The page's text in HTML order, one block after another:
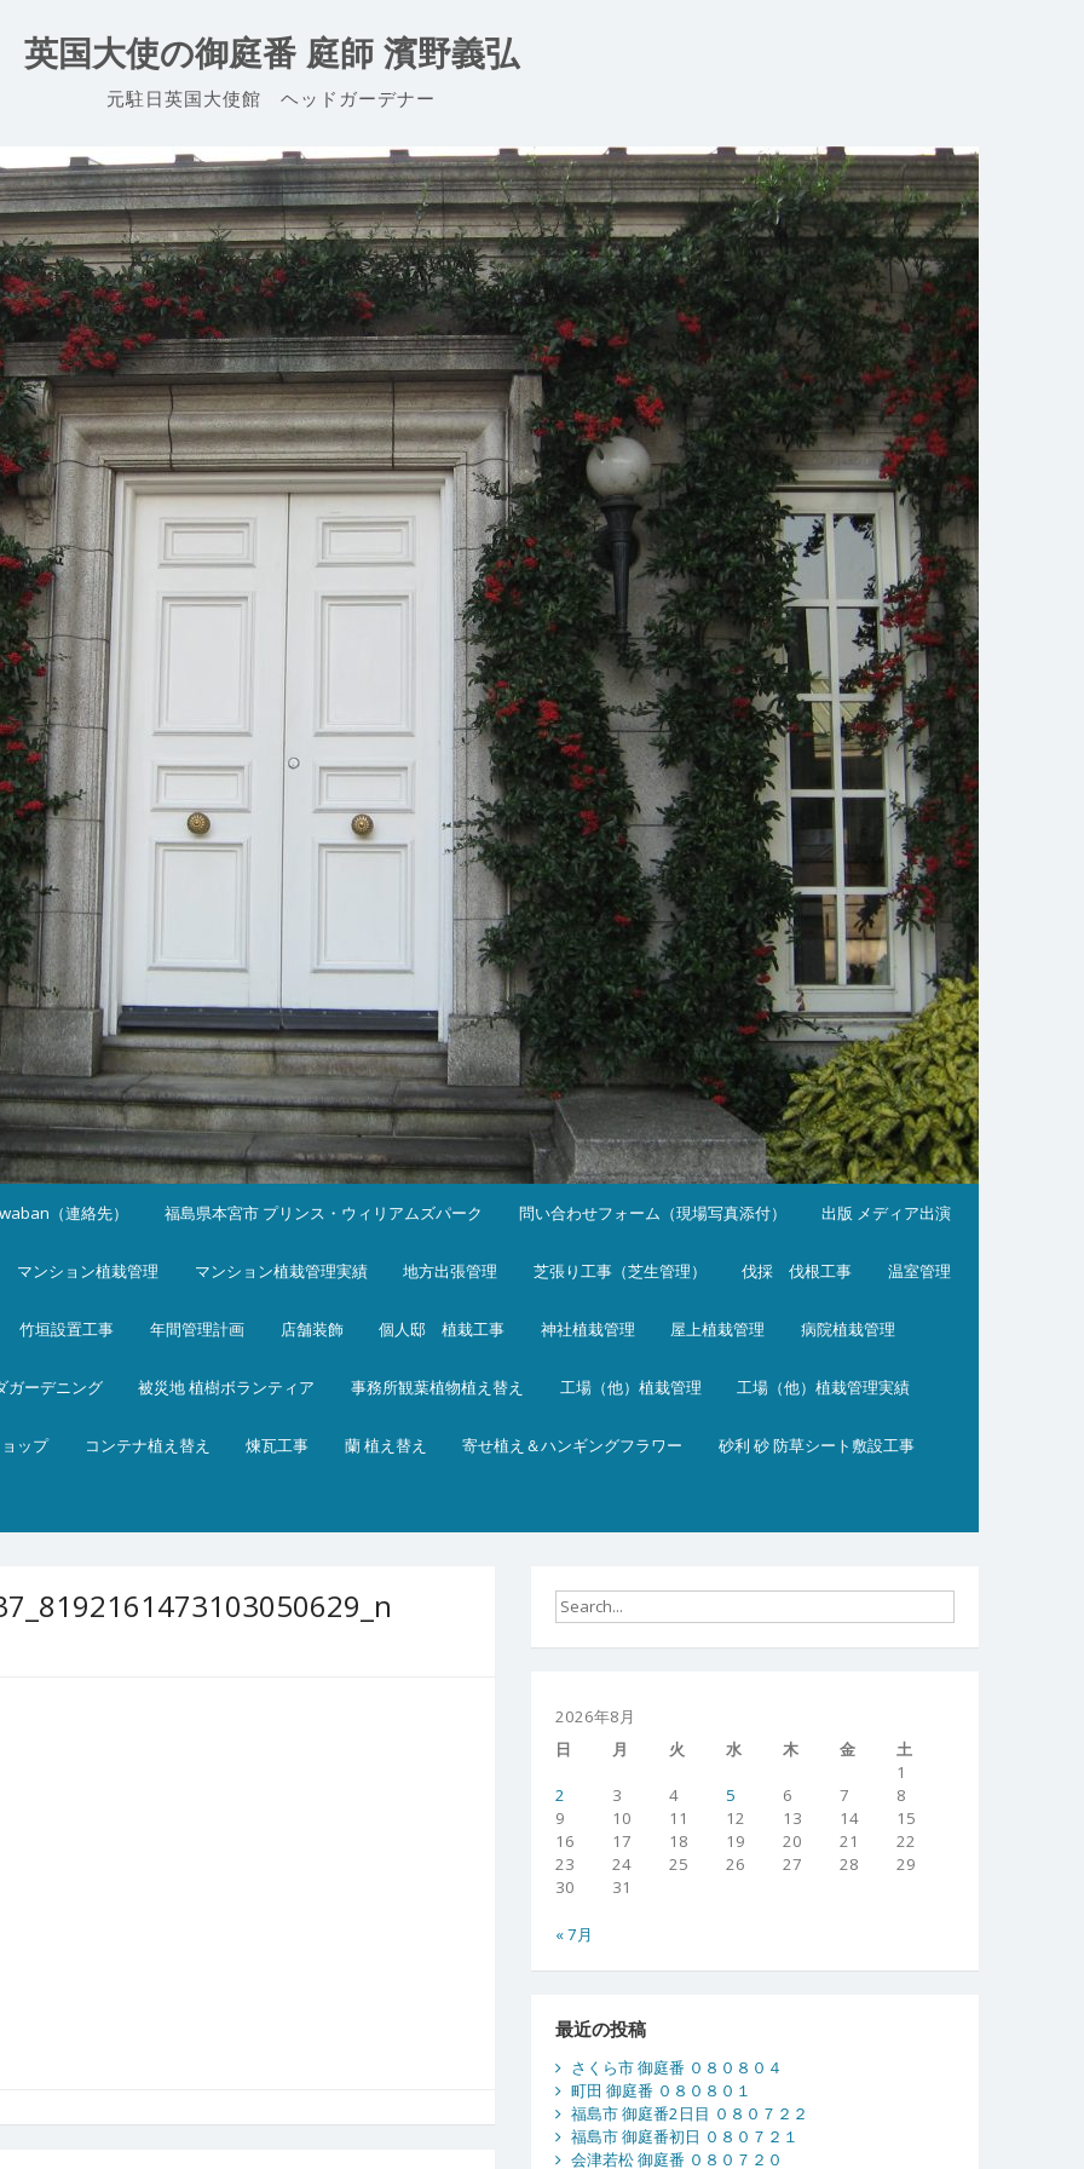
英国大使の御庭番 庭師 濱野義弘
元駐日英国大使館 ヘッドガーデナー
（連絡先） 福島県本宮市 プリンス・ウィリアムズパーク 問い合わせフォーム（現場写真添付） 出版 メディア出演
マンション植栽管理 マンション植栽管理実績 地方出張管理 芝張り工事（芝生管理） 伐採 伐根工事 温室管理
竹垣設置工事 年間管理計画 店舗装飾 個人邸 植栽工事 神社植栽管理 屋上植栽管理 病院植栽管理
ガーデニング 被災地 植樹ボランティア 事務所観葉植物植え替え 工場（他）植栽管理 工場（他）植栽管理実績
ップ コンテナ植え替え 煉瓦工事 蘭 植え替え 寄せ植え＆ハンギングフラワー 砂利 砂 防草シート敷設工事
2026年8月
日
月 火 水 木 金
土
1
2
3 4 5 6 7
8
9
10 11 12 13 14
15
16
17 18 19 20 21
22
23
24 25 26 27 28
29
30
31
« 7月
最近の投稿
さくら市 御庭番 ０８０８０４
町田 御庭番 ０８０８０１
福島市 御庭番2日目 ０８０７２２
福島市 御庭番初日 ０８０７２１
会津若松 御庭番 ０８０７２０